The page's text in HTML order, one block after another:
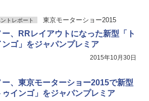
トレポート 東京モーターショー2015
ー、RRレイアウトになった新型「ト
ンゴ」をジャパンプレミア
2015年10月30日
ー、東京モーターショー2015で新型
ゥインゴ」をジャパンプレミア